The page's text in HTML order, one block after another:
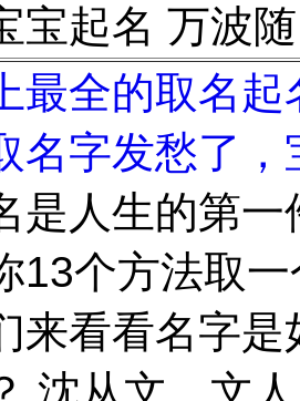
宝起名 万波
最全的取名
名字发愁了，
是人生的第
13个方法取
来看看名字
沈从文，文